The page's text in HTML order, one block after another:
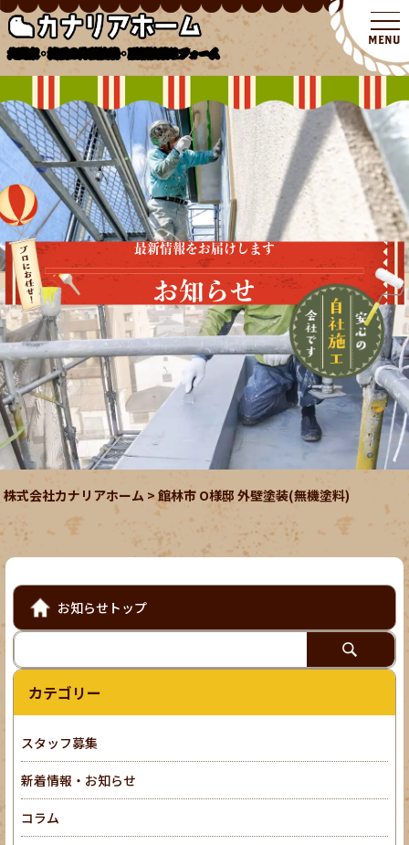
北関東・埼玉の外壁塗装・屋根塗装リフォーム
最新情報をお届けします
お知らせ
株式会社カナリアホーム >館林市 O様邸 外壁塗装(無機塗料)
お知らせトップ
カテゴリー
スタッフ募集
新着情報・お知らせ
コラム